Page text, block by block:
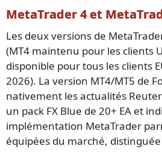
MetaTrader 4 et
Les deux versions de
(MT4 maintenu pour les clients
disponible pour tous les clients
2026). La version MT4/MT5 de
nativement les actualités
un pack FX Blue de 20+ EA et
implémentation MetaTrader
équipées du marché,